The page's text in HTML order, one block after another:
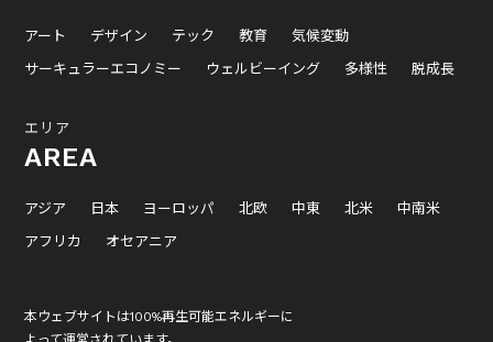
アート デザイン テック 教育
気候変動
サーキュラーエコノミー
ウェルビーイング 多様性 脱成長
エリア
AREA
アジア 日本 ヨーロッパ 北欧 中東 北米
中南米
アフリカ
オセアニア
本ウェブサイトは100%再生可能エネルギーに